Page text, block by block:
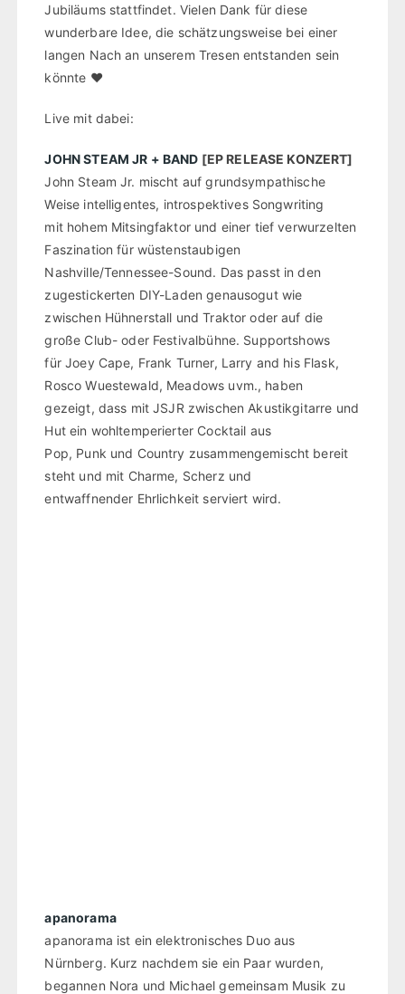
Jubiläums stattfindet. Vielen Dank für diese
wunderbare Idee, die schätzungsweise bei einer
langen Nach an unserem Tresen entstanden sein
könnte ❤️
Live mit dabei:
JOHN STEAM JR + BAND [EP RELEASE KONZERT]
John Steam Jr. mischt auf grundsympathische
Weise intelligentes, introspektives Songwriting
mit hohem Mitsingfaktor und einer tief verwurzelten
Faszination für wüstenstaubigen
Nashville/Tennessee-Sound. Das passt in den
zugestickerten DIY-Laden genausogut wie
zwischen Hühnerstall und Traktor oder auf die
große Club- oder Festivalbühne. Supportshows
für Joey Cape, Frank Turner, Larry and his Flask,
Rosco Wuestewald, Meadows uvm., haben
gezeigt, dass mit JSJR zwischen Akustikgitarre und
Hut ein wohltemperierter Cocktail aus
Pop, Punk und Country zusammengemischt bereit
steht und mit Charme, Scherz und
entwaffnender Ehrlichkeit serviert wird.
apanorama
apanorama ist ein elektronisches Duo aus
Nürnberg. Kurz nachdem sie ein Paar wurden,
begannen Nora und Michael gemeinsam Musik zu